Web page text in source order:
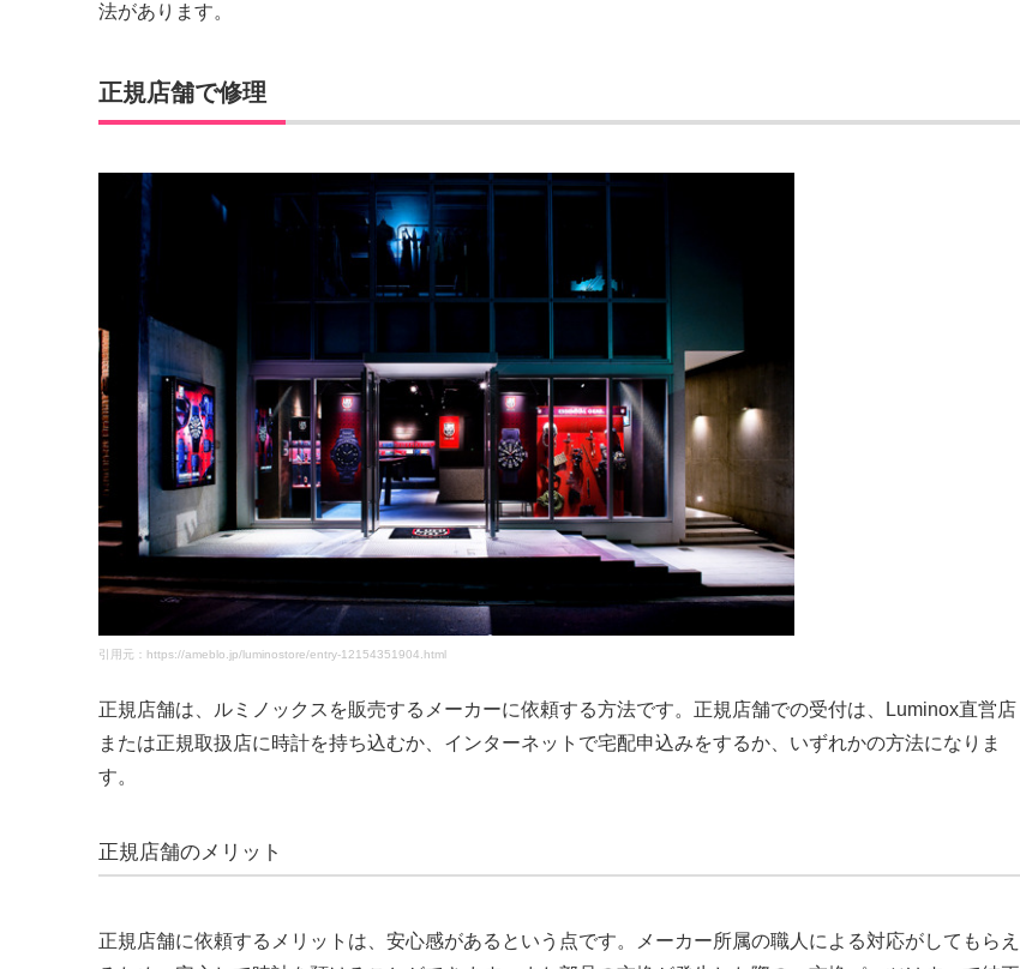
法があります。
正規店舗で修理
引用元：https://ameblo.jp/luminostore/entry-12154351904.html
正規店舗は、ルミノックスを販売するメーカーに依頼する方法です。正規店舗での受付は、Luminox直営店
または正規取扱店に時計を持ち込むか、インターネットで宅配申込みをするか、いずれかの方法になりま
す。
正規店舗のメリット
正規店舗に依頼するメリットは、安心感があるという点です。メーカー所属の職人による対応がしてもらえ